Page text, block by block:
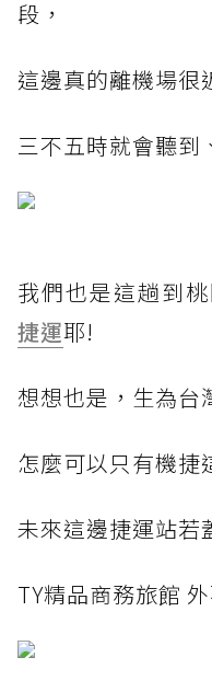
段，
這邊真的離機場很
三不五時就會聽到
我們也是這趟到
捷運耶!
想想也是，生為台
怎麼可以只有機捷
未來這邊捷運站若
TY精品商務旅館